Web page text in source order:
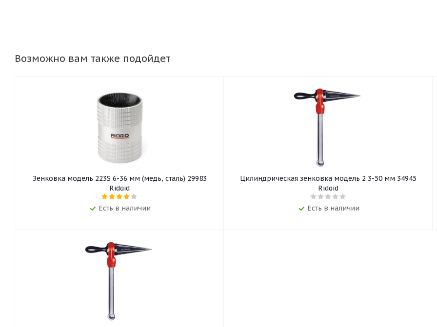
Возможно вам также подойдет
Зенковка модель 223S 6-36 мм (медь, сталь) 29983
Ridgid
Есть в наличии
Цилиндрическая зенковка модель 2 3-50 мм 34945
Ridgid
Есть в наличии